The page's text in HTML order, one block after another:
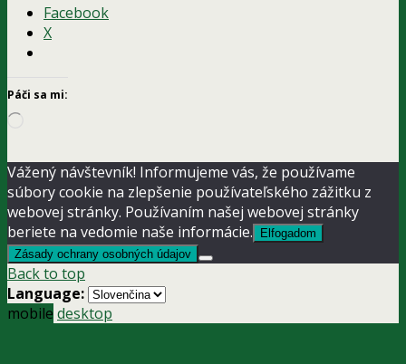
Facebook
X
Páči sa mi:
Vážený návštevník! Informujeme vás, že používame
súbory cookie na zlepšenie používateľského zážitku z
webovej stránky. Používaním našej webovej stránky
beriete na vedomie naše informácie.
Elfogadom
Zásady ochrany osobných údajov
Back to top
Language:
mobile desktop